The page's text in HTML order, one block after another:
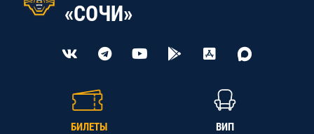
«СОЧИ»
БИЛЕТЫ ВИП